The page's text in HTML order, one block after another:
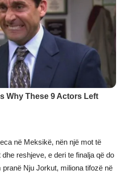
në Meksikë, nën një mot të
reshjeve, e deri te finalja që do
Nju Jorkut, miliona tifozë në